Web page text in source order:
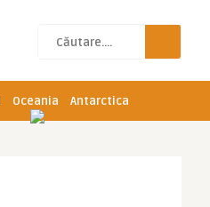
Oceania Antarctica